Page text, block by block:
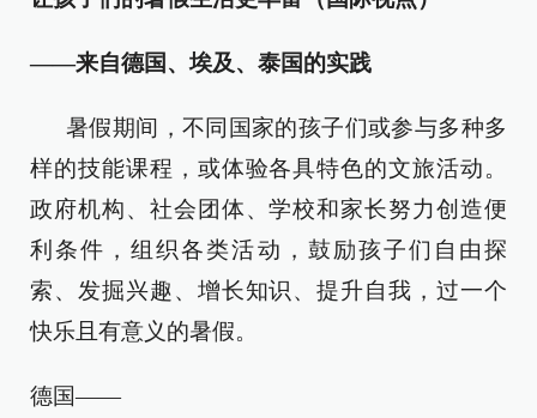
——来自德国、埃及、泰国的实践
暑假期间，不同国家的孩子们或参与多种多
样的技能课程，或体验各具特色的文旅活动。
政府机构、社会团体、学校和家长努力创造便
利条件，组织各类活动，鼓励孩子们自由探
索、发掘兴趣、增长知识、提升自我，过一个
快乐且有意义的暑假。
德国——